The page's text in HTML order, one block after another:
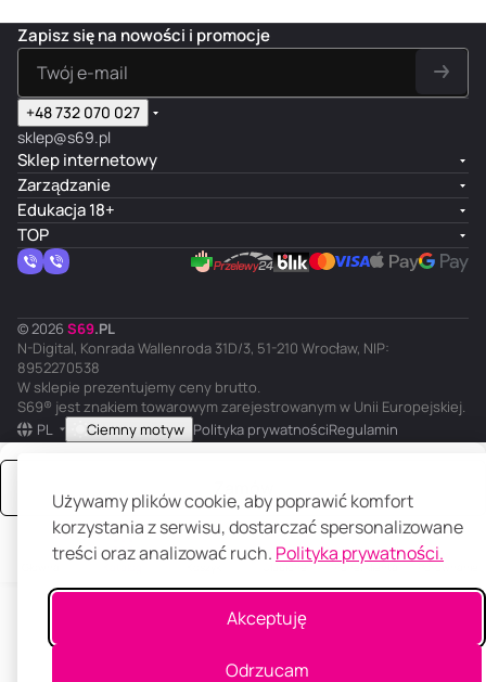
Używamy plików cookie, aby poprawić komfort
korzystania z serwisu, dostarczać spersonalizowane
treści oraz analizować ruch. Polityka prywatności.
Akceptuję
Odrzucam
Panel klienta
Zapisz się na nowości i promocje
+48 732 070 027
sklep@s69.pl
Sklep internetowy
Zarządzanie
Edukacja 18+
TOP
© 2026 S69.PL
N-Digital, Konrada Wallenroda 31D/3, 51-210 Wrocław, NIP:
8952270538
W sklepie prezentujemy ceny brutto.
S69® jest znakiem towarowym zarejestrowanym w Unii Europejskiej.
PL
Ciemny motyw Polityka prywatnościRegulamin